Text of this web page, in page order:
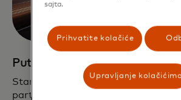
Put brzog razvoja
Startap kompanije koriste našu
partnerstva i fintech rešenja na
sajta.
Prihvatite kolačiće
Upravljanje kolačićima